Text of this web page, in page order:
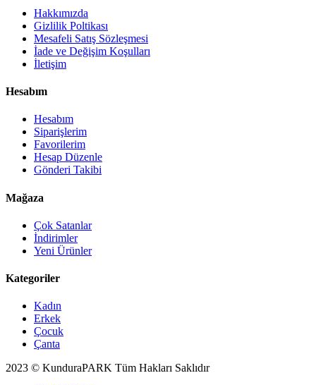
Hakkımızda
Gizlilik Poltikası
Mesafeli Satış Sözleşmesi
İade ve Değişim Koşulları
İletişim
Hesabım
Hesabım
Siparişlerim
Favorilerim
Hesap Düzenle
Gönderi Takibi
Mağaza
Çok Satanlar
İndirimler
Yeni Ürünler
Kategoriler
Kadın
Erkek
Çocuk
Çanta
2023 © KunduraPARK Tüm Hakları Saklıdır